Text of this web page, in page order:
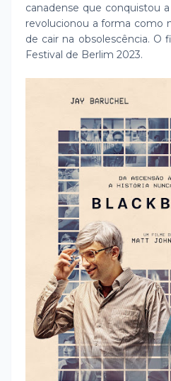
canadense que conquistou
revolucionou a forma como
de cair na obsolescência. O
Festival de Berlim 2023.